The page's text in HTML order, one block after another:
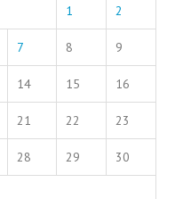
1 2
7 8 9
14 15 16
21 22 23
28 29 30